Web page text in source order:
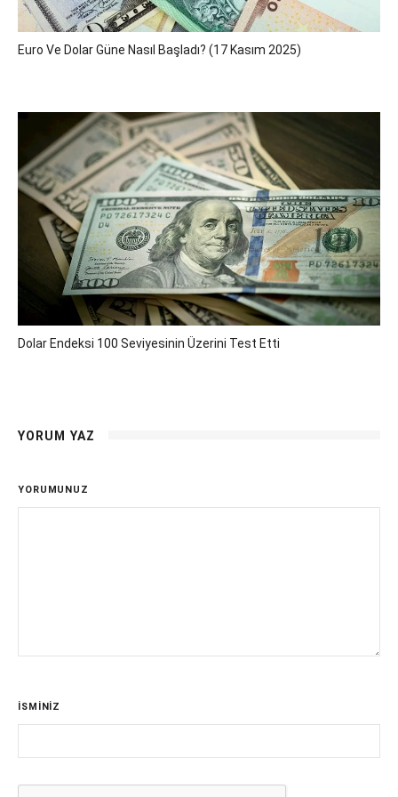
Euro Ve Dolar Güne Nasıl Başladı? (17 Kasım 2025)
Dolar Endeksi 100 Seviyesinin Üzerini Test Etti
YORUM YAZ
YORUMUNUZ
İSMİNİZ